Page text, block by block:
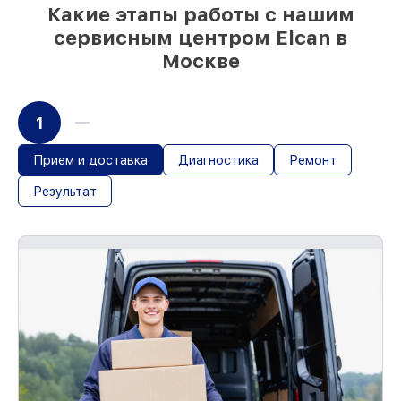
Какие этапы работы с нашим
сервисным центром Elcan в
Москве
1
Прием и доставка Диагностика Ремонт
Результат